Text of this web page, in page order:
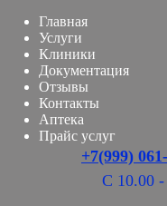
Главная
Услуги
Клиники
Документация
Отзывы
Контакты
Аптека
Прайс услуг
+7(999)
С 10.00 -